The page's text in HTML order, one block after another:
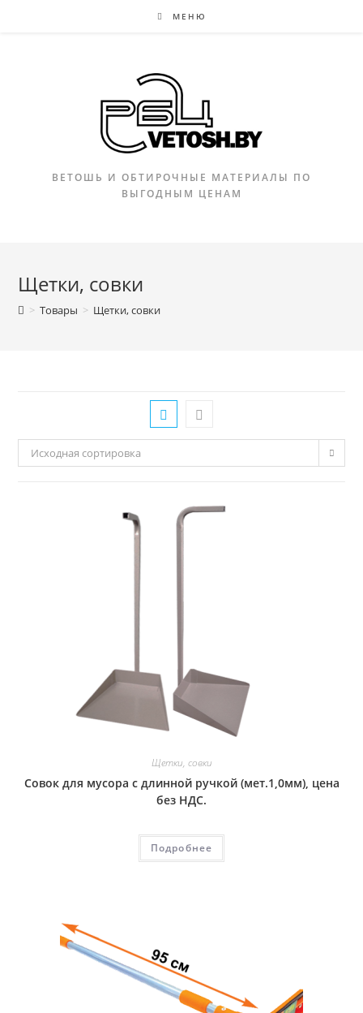
МЕНЮ
ВЕТОШЬ И ОБТИРОЧНЫЕ МАТЕРИАЛЫ ПО
ВЫГОДНЫМ ЦЕНАМ
Щетки, совки
> Товары > Щетки, совки
Исходная сортировка
Щетки, совки
Совок для мусора с длинной ручкой (мет.1,0мм), цена
без НДС.
Подробнее